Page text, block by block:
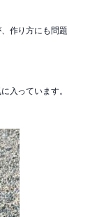
作り方にも問題
入っています。